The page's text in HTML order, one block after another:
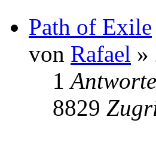
Path of Exile
von Rafael »
1
8829